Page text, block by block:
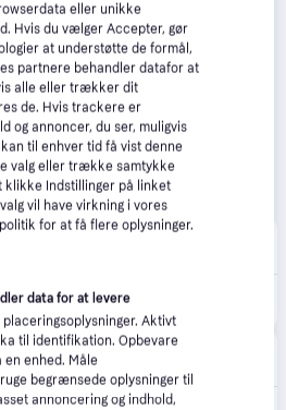
(ComputerSalg) SanDisk Extreme PRO - Flashhukommelseskort (microSDXC til SD adapter inkluderet) - 128 GB - A2 / Video Class V30 / UHS-I U3 / Class10 - microSDXC UHS
Eller 3 betalinger af 97 kr.
2.2(24)
eller unikke
Hvis du vælger Accepter, gør
at understøtte de formål,
partnere behandler datafor at
alle eller trækker dit
de. Hvis trackere er
og annoncer, du ser, muligvis
til enhver tid få vist denne
valg eller trække samtykke
klikke Indstillinger på linket
vil have virkning i vores
for at få flere oplysninger.
data for at levere
Aktivt
til identifikation. Opbevare
enhed. Måle
begrænsede oplysninger til
annoncering og indhold,